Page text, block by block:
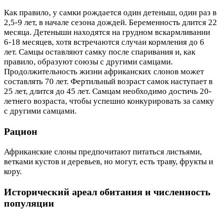
Как правило, у самки рождается один детеныш, один раз в
2,5-9 лет, в начале сезона дождей. Беременность длится 22
месяца. Детеныши находятся на грудном вскармливании
6-18 месяцев, хотя встречаются случаи кормления до 6
лет. Самцы оставляют самку после спаривания и, как
правило, образуют союзы с другими самцами.
Продолжительность жизни африканских слонов может
составлять 70 лет. Фертильный возраст самок наступает в
25 лет, длится до 45 лет. Самцам необходимо достичь 20-
летнего возраста, чтобы успешно конкурировать за самку
с другими самцами.
Рацион
Африканские слоны предпочитают питаться листьями,
ветками кустов и деревьев, но могут, есть траву, фрукты и
кору.
Исторический ареал обитания и численность
популяции